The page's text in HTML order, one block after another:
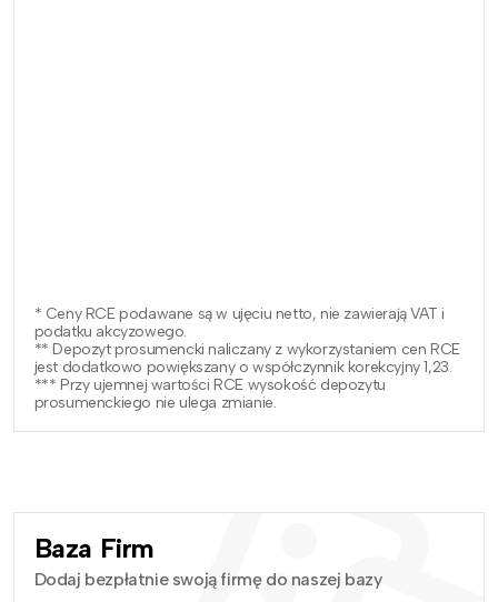
* Ceny RCE podawane są w ujęciu netto, nie zawierają VAT i
podatku akcyzowego.
** Depozyt prosumencki naliczany z wykorzystaniem cen RCE
jest dodatkowo powiększany o współczynnik korekcyjny 1,23.
*** Przy ujemnej wartości RCE wysokość depozytu
prosumenckiego nie ulega zmianie.
Baza Firm
Dodaj bezpłatnie swoją firmę do naszej bazy